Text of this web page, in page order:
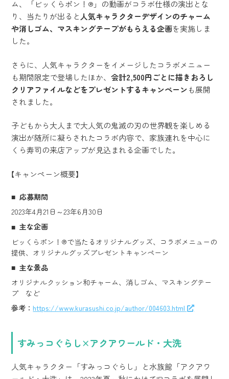
ム、「ビッくらポン！®」の動画がコラボ仕様の演出とな
り、当たりが出ると 人気キャラクターデザインのチャーム
や消しゴム、マスキングテープがもらえる企画を実施しま
した。
さらに、人気キャラクターをイメージしたコラボメニュー
も期間限定で登場したほか、会計2,500円ごとに描きおろし
クリアファイルなどをプレゼントするキャンペーン も展開
されました。
子どもから大人まで大人気の鬼滅の刃の世界観を楽しめる
演出が随所に凝らされたコラボ内容で、家族連れを中心に
くら寿司の来店アップが見込まれる企画でした。
【キャンペーン概要】
応募期間
2023年4月21日～23年6月30日
主な企画
ビッくらポン！®で当たるオリジナルグッズ、コラボメニューの
提供、オリジナルグッズプレゼントキャンペーン
主な景品
オリジナルクッション和チャーム、消しゴム、マスキングテー
プ など
参考：https://www.kurasushi.co.jp/author/004603.html
すみっコぐらし×アクアワールド・大洗
人気キャラクター「すみっコぐらし」と水族館「アクアワ